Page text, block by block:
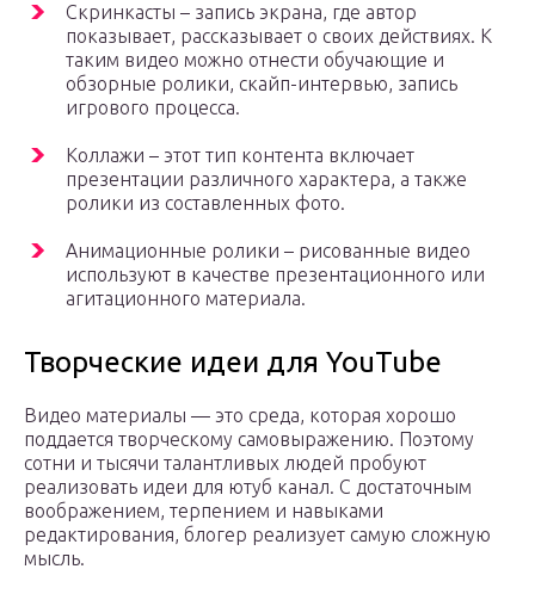
Скринкасты – запись экрана, где автор
показывает, рассказывает о своих действиях. К
таким видео можно отнести обучающие и
обзорные ролики, скайп-интервью, запись
игрового процесса.
Коллажи – этот тип контента включает
презентации различного характера, а также
ролики из составленных фото.
Анимационные ролики – рисованные видео
используют в качестве презентационного или
агитационного материала.
Творческие идеи для YouTube
Видео материалы — это среда, которая хорошо
поддается творческому самовыражению. Поэтому
сотни и тысячи талантливых людей пробуют
реализовать идеи для ютуб канал. С достаточным
воображением, терпением и навыками
редактирования, блогер реализует самую сложную
мысль.